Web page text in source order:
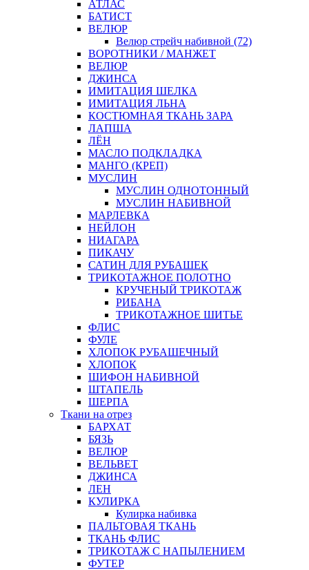
АТЛАС
БАТИСТ
ВЕЛЮР
Велюр стрейч набивной (72)
ВОРОТНИКИ / МАНЖЕТ
ВЕЛЮР
ДЖИНСА
ИМИТАЦИЯ ШЕЛКА
ИМИТАЦИЯ ЛЬНА
КОСТЮМНАЯ ТКАНЬ ЗАРА
ЛАПША
ЛЁН
МАСЛО ПОДКЛАДКА
МАНГО (КРЕП)
МУСЛИН
МУСЛИН ОДНОТОННЫЙ
МУСЛИН НАБИВНОЙ
МАРЛЕВКА
НЕЙЛОН
НИАГАРА
ПИКАЧУ
САТИН ДЛЯ РУБАШЕК
ТРИКОТАЖНОЕ ПОЛОТНО
КРУЧЕНЫЙ ТРИКОТАЖ
РИБАНА
ТРИКОТАЖНОЕ ШИТЬЕ
ФЛИС
ФУЛЕ
ХЛОПОК РУБАШЕЧНЫЙ
ХЛОПОК
ШИФОН НАБИВНОЙ
ШТАПЕЛЬ
ШЕРПА
Ткани на отрез
БАРХАТ
БЯЗЬ
ВЕЛЮР
ВЕЛЬВЕТ
ДЖИНСА
ЛЕН
КУЛИРКА
Кулирка набивка
ПАЛЬТОВАЯ ТКАНЬ
ТКАНЬ ФЛИС
ТРИКОТАЖ С НАПЫЛЕНИЕМ
ФУТЕР